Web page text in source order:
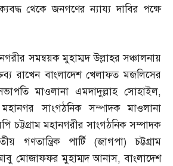
থেকে জনগণের ন্যায্য দাবির পক্ষে
সমন্বয়ক মুহাম্মদ উল্লাহর সঞ্চালনায়
রাখেন বাংলাদেশ খেলাফত মজলিসের
মাওলানা এমদাদুল্লাহ সোহাইল,
সাংগঠনিক সম্পাদক মাওলানা
চট্টগ্রাম মহানগরীর সাংগঠনিক সম্পাদক
গণতান্ত্রিক পার্টি (জাগপা)চট্টগ্রাম
মোজাফফর মুহাম্মদ আনাস,বাংলাদেশ